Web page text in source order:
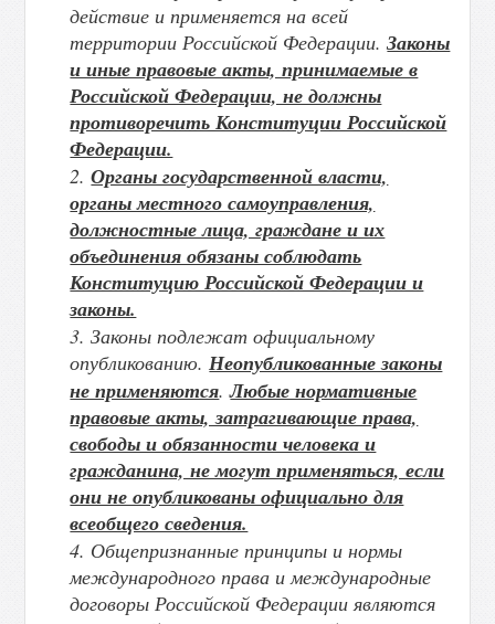
действие и применяется на всей
территории Российской Федерации.Законы
и иные правовые акты, принимаемые в
Российской Федерации, не должны
противоречить Конституции Российской
Федерации.
2.Органы государственной власти,
органы местного самоуправления,
должностные лица, граждане и их
объединения обязаны соблюдать
Конституцию Российской Федерации и
законы.
3. Законы подлежат официальному
опубликованию.Неопубликованные законы
не применяются.Любые нормативные
правовые акты, затрагивающие права,
свободы и обязанности человека и
гражданина, не могут применяться, если
они не опубликованы официально для
всеобщего сведения.
4. Общепризнанные принципы и нормы
международного права и международные
договоры Российской Федерации являются